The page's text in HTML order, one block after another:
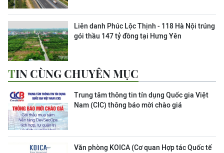
Liên danh Phúc Lộc Thịnh - 118 Hà Nội trúng
gói thầu 147 tỷ đồng tại Hưng Yên
TIN CÙNG CHUYÊN MỤC
Trung tâm thông tin tín dụng Quốc gia Việt
Nam (CIC) thông báo mời chào giá
Văn phòng KOICA (Cơ quan Hợp tác Quốc tế